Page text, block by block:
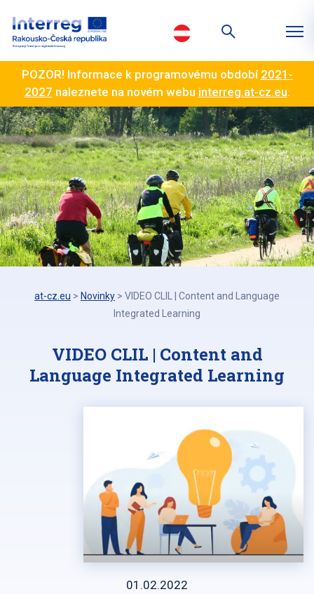
POZOR! Informace k programovému období 2021-
2027 naleznete na novém webu interreg.at-cz.eu.
at-cz.eu > Novinky > VIDEO CLIL | Content and Language
Integrated Learning
VIDEO CLIL | Content and
Language Integrated Learning
01.02.2022